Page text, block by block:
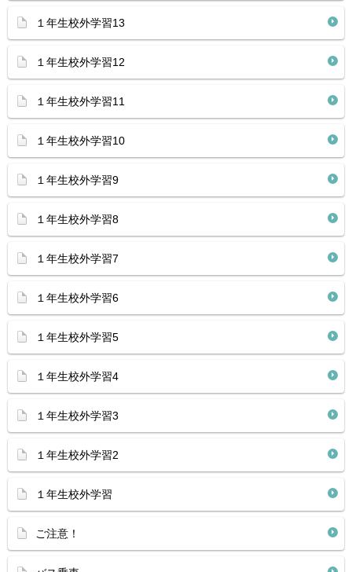
１年生校外学習13
１年生校外学習12
１年生校外学習11
１年生校外学習10
１年生校外学習9
１年生校外学習8
１年生校外学習7
１年生校外学習6
１年生校外学習5
１年生校外学習4
１年生校外学習3
１年生校外学習2
１年生校外学習
ご注意！